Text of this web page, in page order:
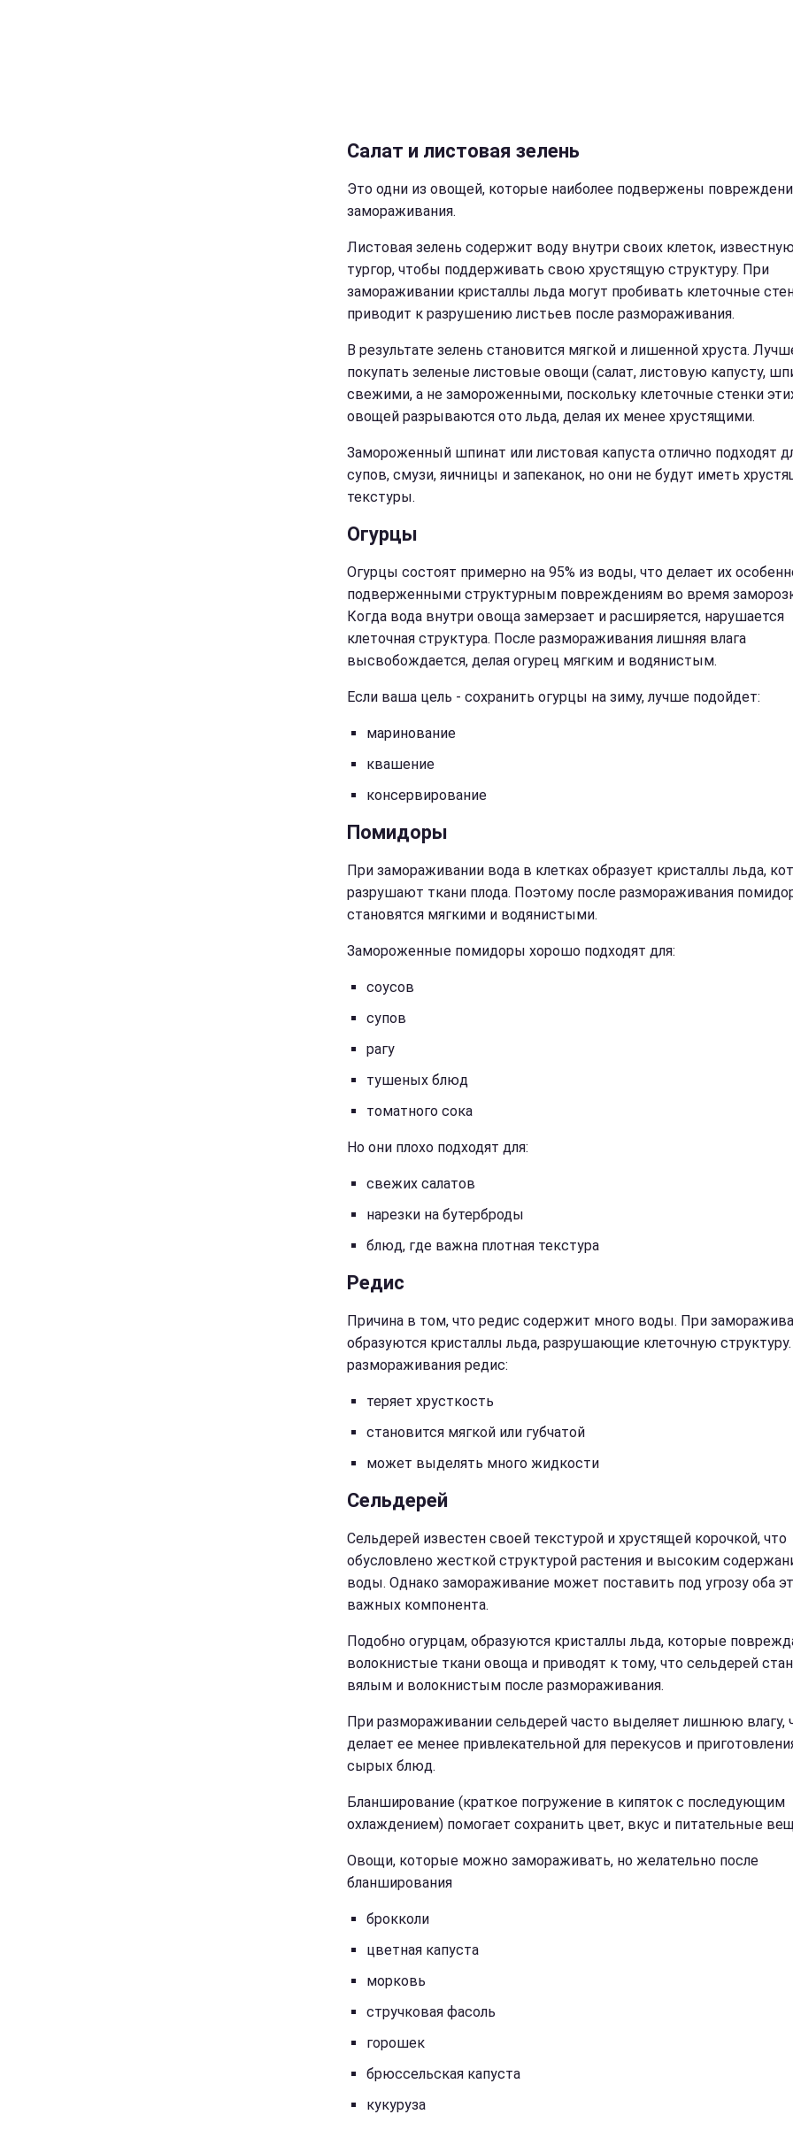
Салат и листовая зелень
Это одни из овощей, которые наиболее подвержены
замораживания.
Листовая зелень содержит воду внутри своих клеток,
тургор, чтобы поддерживать свою хрустящую структуру. При
замораживании кристаллы льда могут пробивать клеточные
приводит к разрушению листьев после размораживания.
В результате зелень становится мягкой и лишенной хруста.
покупать зеленые листовые овощи (салат, листовую капусту,
свежими, а не замороженными, поскольку клеточные стенки
овощей разрываются ото льда, делая их менее хрустящими.
Замороженный шпинат или листовая капуста отлично подходят
супов, смузи, яичницы и запеканок, но они не будут иметь
текстуры.
Огурцы
Огурцы состоят примерно на 95% из воды, что делает их
подверженными структурным повреждениям во время
Когда вода внутри овоща замерзает и расширяется, нарушается
клеточная структура. После размораживания лишняя влага
высвобождается, делая огурец мягким и водянистым.
Если ваша цель - сохранить огурцы на зиму, лучше подойдет:
маринование
квашение
консервирование
Помидоры
При замораживании вода в клетках образует кристаллы льда,
разрушают ткани плода. Поэтому после размораживания
становятся мягкими и водянистыми.
Замороженные помидоры хорошо подходят для:
соусов
супов
рагу
тушеных блюд
томатного сока
Но они плохо подходят для:
свежих салатов
нарезки на бутерброды
блюд, где важна плотная текстура
Редис
Причина в том, что редис содержит много воды. При
образуются кристаллы льда, разрушающие клеточную
размораживания редис:
теряет хрусткость
становится мягкой или губчатой
может выделять много жидкости
Сельдерей
Сельдерей известен своей текстурой и хрустящей корочкой, что
обусловлено жесткой структурой растения и высоким
воды. Однако замораживание может поставить под угрозу оба
важных компонента.
Подобно огурцам, образуются кристаллы льда, которые
волокнистые ткани овоща и приводят к тому, что сельдерей
вялым и волокнистым после размораживания.
При размораживании сельдерей часто выделяет лишнюю влагу,
делает ее менее привлекательной для перекусов и
сырых блюд.
Бланширование (краткое погружение в кипяток с последующим
охлаждением) помогает сохранить цвет, вкус и питательные
Овощи, которые можно замораживать, но желательно после
бланширования
брокколи
цветная капуста
морковь
стручковая фасоль
горошек
брюссельская капуста
кукуруза